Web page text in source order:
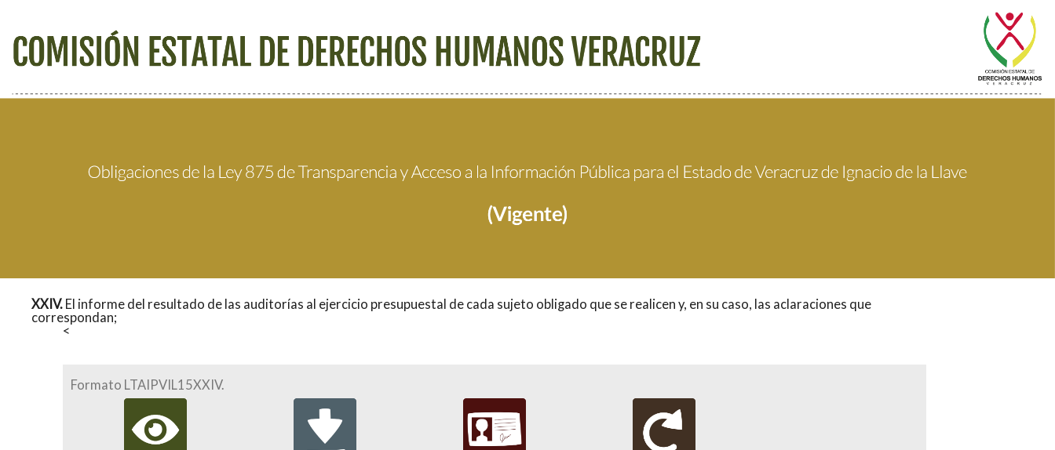
XXIV. El informe del resultado de las auditorías al ejercicio presupuestal de cada sujeto obligado que se realicen y, en su caso, las aclaraciones que
correspondan;
Formato LTAIPVIL15XXIV.